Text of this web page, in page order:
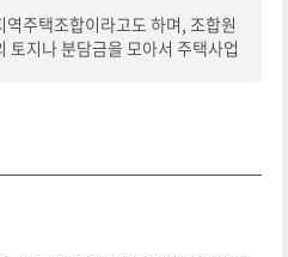
역주택조합이라고도 하며, 조합원
토지나 분담금을 모아서 주택사업